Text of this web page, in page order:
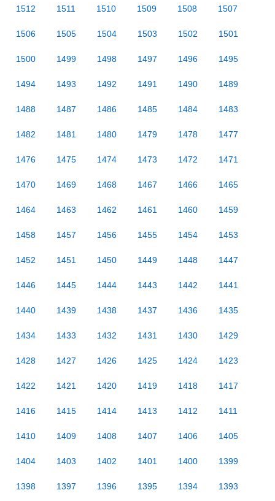
1512 1511 1510 1509 1508 1507
1506 1505 1504 1503 1502 1501
1500 1499 1498 1497 1496 1495
1494 1493 1492 1491 1490 1489
1488 1487 1486 1485 1484 1483
1482 1481 1480 1479 1478 1477
1476 1475 1474 1473 1472 1471
1470 1469 1468 1467 1466 1465
1464 1463 1462 1461 1460 1459
1458 1457 1456 1455 1454 1453
1452 1451 1450 1449 1448 1447
1446 1445 1444 1443 1442 1441
1440 1439 1438 1437 1436 1435
1434 1433 1432 1431 1430 1429
1428 1427 1426 1425 1424 1423
1422 1421 1420 1419 1418 1417
1416 1415 1414 1413 1412 1411
1410 1409 1408 1407 1406 1405
1404 1403 1402 1401 1400 1399
1398 1397 1396 1395 1394 1393